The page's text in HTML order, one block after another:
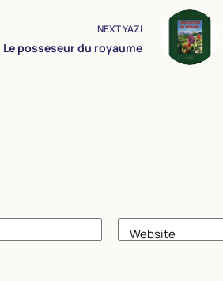
NEXTYAZI
Le posseseur du royaume
Website